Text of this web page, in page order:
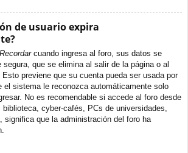
de usuario expira
Recordarcuando ingresa al foro, sus datos se
segura, que se elimina al salir de la página o al
previene que su cuenta pueda ser usada por
el sistema le reconozca automáticamente solo
No es recomendable si accede al foro desde
cyber-cafés, PCs de universidades,
significa que la administración del foro ha